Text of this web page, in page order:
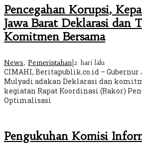
Pencegahan Korupsi,
Jawa Barat Deklarasi dan
Komitmen Bersama
News, Pemerintahan 2 hari lalu
CIMAHI, Beritapublik.co.id – Gubernur
Mulyadi adakan Deklarasi dan
kegiatan Rapat Koordinasi (Rakor)
Optimalisasi
Pengukuhan Komisi